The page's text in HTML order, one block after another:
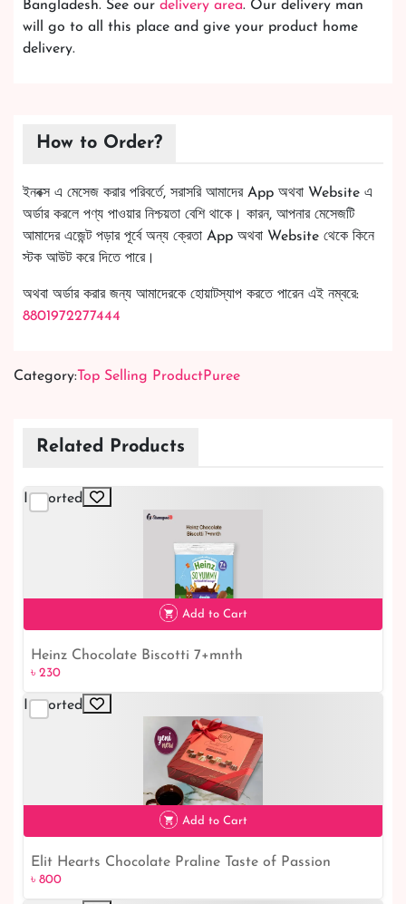
Bangladesh. See our delivery area. Our delivery man
will go to all this place and give your product home
delivery.
How to Order?
ইনবক্স এ মেসেজ করার পরিবর্তে, সরাসরি আমাদের App অথবা Website এ
অর্ডার করলে পণ্য পাওয়ার নিশ্চয়তা বেশি থাকে। কারন, আপনার মেসেজটি
আমাদের এজেন্ট পড়ার পূর্বে অন্য ক্রেতা App অথবা Website থেকে কিনে
স্টক আউট করে দিতে পারে।
অথবা অর্ডার করার জন্য আমাদেরকে হোয়াটস্যাপ করতে পারেন এই নম্বরে:
8801972277444
Category: Top Selling ProductPuree
Related Products
Imported
৳ 230
Add to Cart
Heinz Chocolate Biscotti 7+mnth
৳ 230
Imported
৳ 800
Add to Cart
Elit Hearts Chocolate Praline Taste of Passion
৳ 800